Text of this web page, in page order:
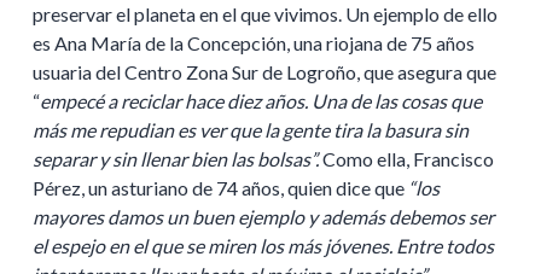
preservar el planeta en el que vivimos. Un ejemplo de ello
es Ana María de la Concepción, una riojana de 75 años
usuaria del Centro Zona Sur de Logroño, que asegura que
“empecé a reciclar hace diez años. Una de las cosas que
más me repudian es ver que la gente tira la basura sin
separar y sin llenar bien las bolsas”.Como ella, Francisco
Pérez, un asturiano de 74 años, quien dice que “los
mayores damos un buen ejemplo y además debemos ser
el espejo en el que se miren los más jóvenes. Entre todos